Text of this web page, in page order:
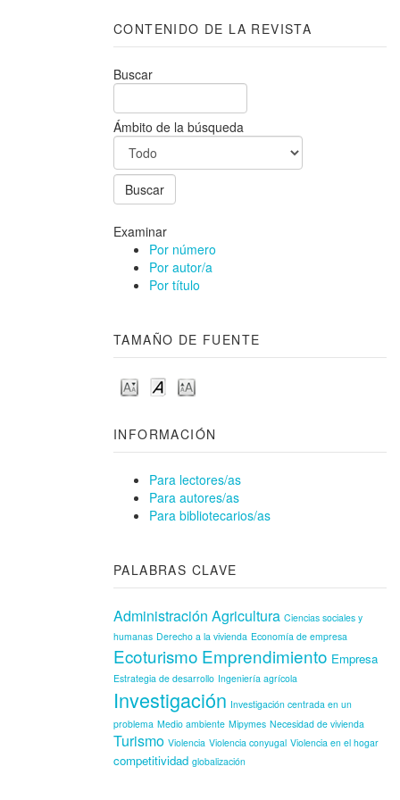
CONTENIDO DE LA REVISTA
Buscar
Ámbito de la búsqueda
Examinar
Por número
Por autor/a
Por título
TAMAÑO DE FUENTE
INFORMACIÓN
Para lectores/as
Para autores/as
Para bibliotecarios/as
PALABRAS CLAVE
Administración Agricultura Ciencias sociales y
humanas Derecho a la vivienda Economía de empresa
Ecoturismo Emprendimiento Empresa
Estrategia de desarrollo Ingeniería agrícola
Investigación Investigación centrada en un
problema Medio ambiente Mipymes Necesidad de vivienda
Turismo Violencia Violencia conyugal Violencia en el hogar
competitividad globalización